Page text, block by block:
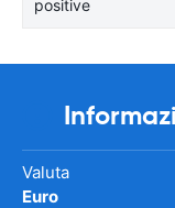
positive
Valuta
Euro